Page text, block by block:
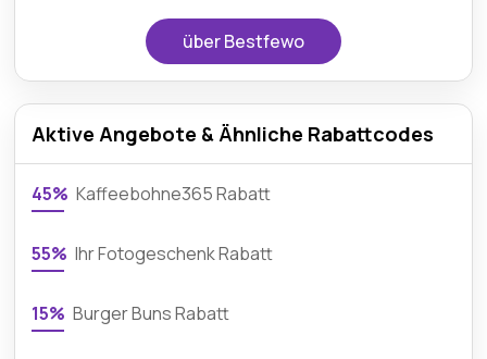
über Bestfewo
Aktive Angebote & Ähnliche Rabattcodes
45% Kaffeebohne365 Rabatt
55% Ihr Fotogeschenk Rabatt
15% Burger Buns Rabatt